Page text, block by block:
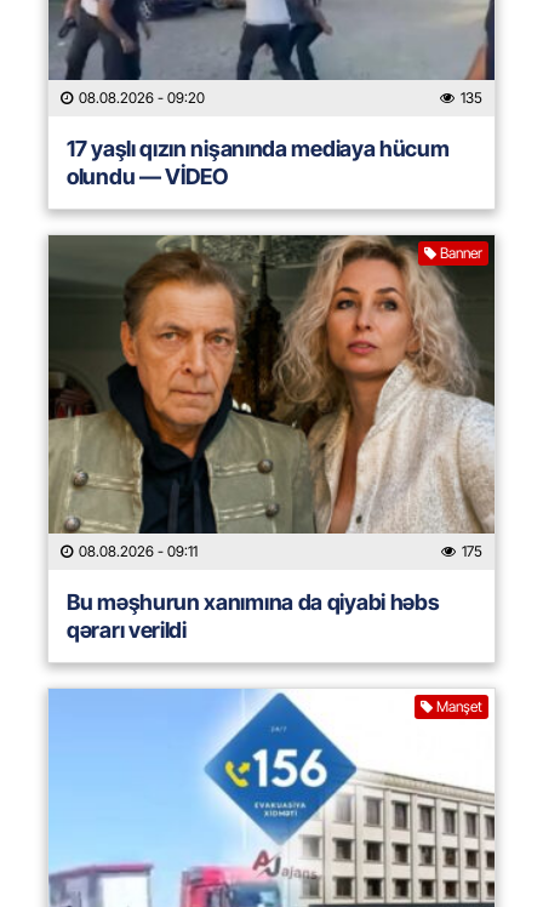
08.08.2026 - 09:20 135
17 yaşlı qızın nişanında mediaya hücum
olundu — VİDEO
Banner
08.08.2026 - 09:11 175
Bu məşhurun xanımına da qiyabi həbs
qərarı verildi
Manşet